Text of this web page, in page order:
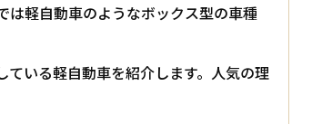
は軽自動車のようなボックス型の車種
いる軽自動車を紹介します。人気の理